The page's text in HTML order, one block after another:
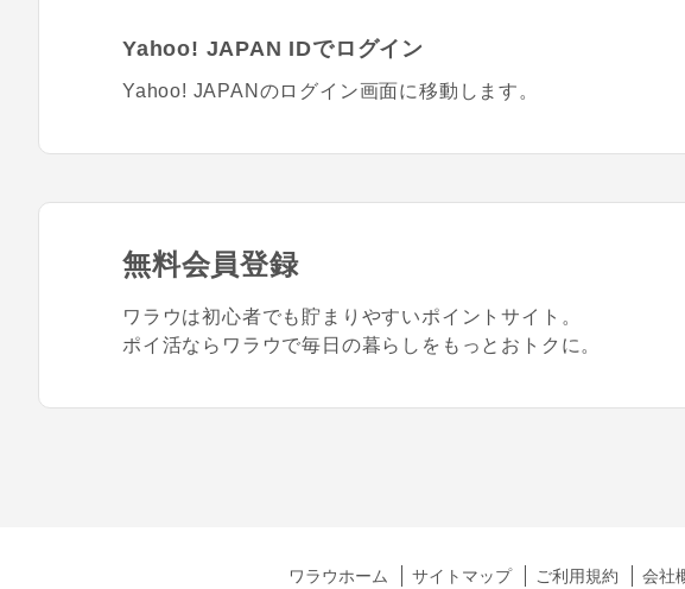
Yahoo! JAPAN IDでログイン
Yahoo! JAPANのログイン画面に移動します。
無料会員登録
ワラウは初心者でも貯まりやすいポイントサイト。
ポイ活ならワラウで毎日の暮らしをもっとおトクに。
ワラウホーム サイトマップ ご利用規約 会社